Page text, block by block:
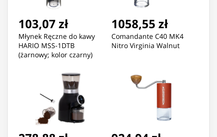
103,07 zł
Młynek Ręczne do kawy
HARIO MSS-1DTB
(żarnowy; kolor czarny)
1058,55 zł
Comandante C40 MK4
Nitro Virginia Walnut